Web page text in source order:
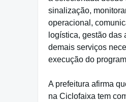
sinalização,
operacional,
logística, gestão das
demais serviços
execução do
A prefeitura afirma
na Ciclofaixa tem